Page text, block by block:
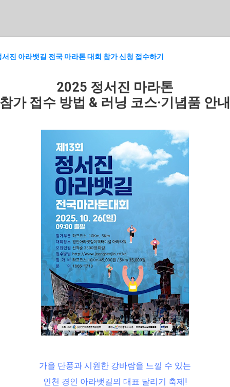
진 아라뱃길 전국 마라톤 대회 참가 신청 접수하기
2025 정서진 마라톤
참가 접수 방법 & 러닝 코스·기념품 안내
가을 단풍과 시원한 강바람을 느낄 수 있는
인천 경인 아라뱃길의 대표 달리기 축제!